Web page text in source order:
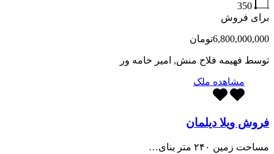
350
برای فروش
6,800,000,000تومان
توسط فهیمه فلاح منش, امیر خامه ور
مشاهده ملک
فروش ویلا دیلمان
مساحت زمین ۲۴۰ متر بنای…